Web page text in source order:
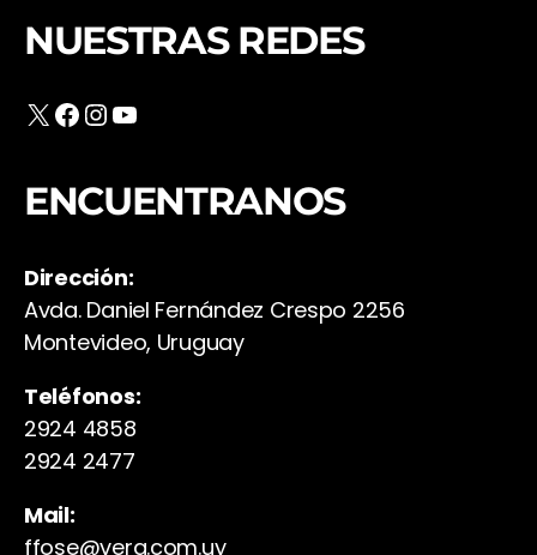
NUESTRAS REDES
X Facebook
Instagram
YouTube
ENCUENTRANOS
Dirección:
Avda. Daniel Fernández Crespo 2256
Montevideo, Uruguay
Teléfonos:
2924 4858
2924 2477
Mail:
ffose@vera.com.uy